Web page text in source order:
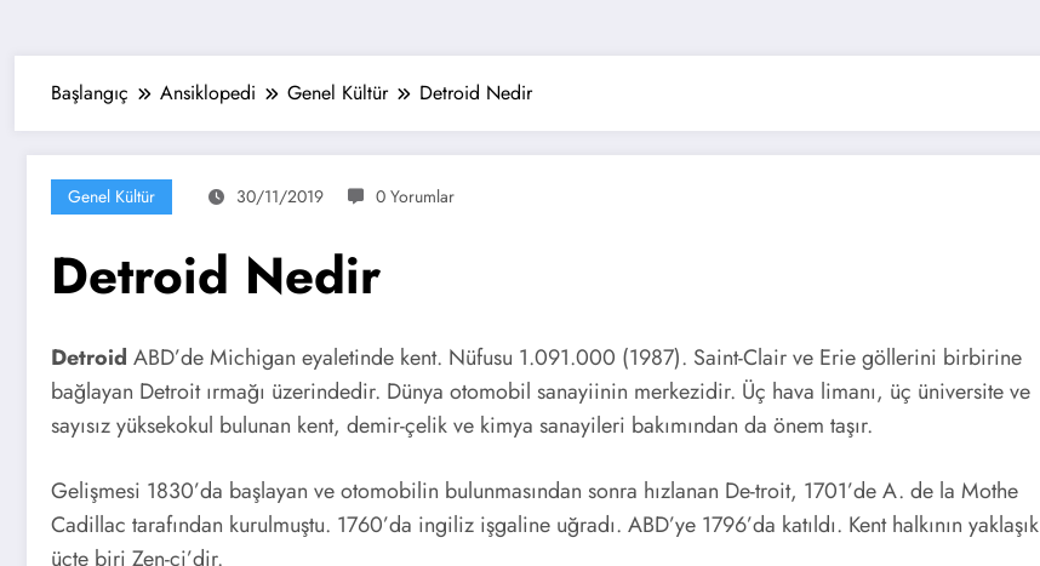
Başlangıç Ansiklopedi Genel Kültür Detroid Nedir
Genel Kültür 30/11/2019 0 Yorumlar
Detroid Nedir
Detroid ABD’de Michigan eyaletinde kent. Nüfusu 1.091.000 (1987). Saint-Clair ve Erie göllerini birbirine
bağlayan Detroit ırmağı üzerindedir. Dünya otomobil sanayiinin merkezidir. Üç hava limanı, üç üniversite ve
sayısız yüksekokul bulunan kent, demir-çelik ve kimya sanayileri bakımından da önem taşır.
Gelişmesi 1830’da başlayan ve otomobilin bulunmasından sonra hızlanan De-troit, 1701’de A. de la Mothe
Cadillac tarafından kurulmuştu. 1760’da ingiliz işgaline uğradı. ABD’ye 1796’da katıldı. Kent halkının yaklaşık
üçte biri Zen-ci’dir.